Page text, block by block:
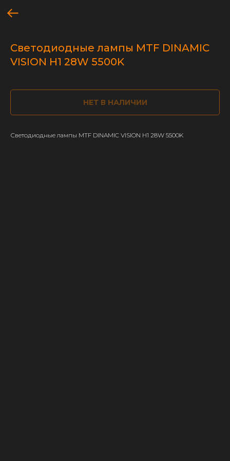
Светодиодные лампы MTF DINAMIC
VISION H1 28W 5500K
НЕТ В НАЛИЧИИ
Светодиодные лампы MTF DINAMIC VISION H1 28W 5500K